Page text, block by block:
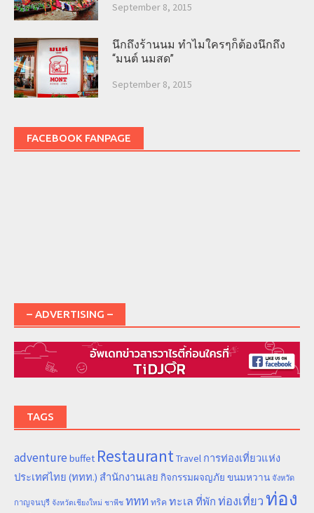
September 8, 2015
นึกถึงร้านนม ทำไมใครๆก็ต้องนึกถึง
“มนต์ นมสด”
September 8, 2015
FACEBOOK FANPAGE
– ADVERTISING –
TAGS
adventure buffet RestaurantTravel การท่องเที่ยวแห่ง
ประเทศไทย (ททท.) สำนักงานเลย กิจกรรมผจญภัย ขนมหวาน จังหวัด
กาญจนบุรี จังหวัดเชียงใหม่ ชาพีช ททท ทริค ทะเล ที่พัก ท่องเที่ยวท่อง